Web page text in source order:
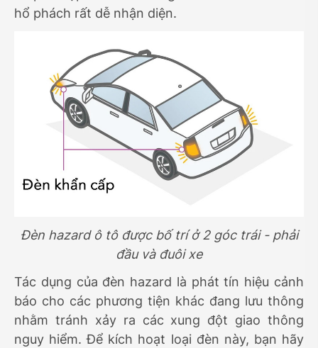
hổ phách rất dễ nhận diện.
Đèn hazard ô tô được bố trí ở 2 góc trái - phải
đầu và đuôi xe
Tác dụng của đèn hazard là phát tín hiệu cảnh
báo cho các phương tiện khác đang lưu thông
nhằm tránh xảy ra các xung đột giao thông
nguy hiểm. Để kích hoạt loại đèn này, bạn hãy